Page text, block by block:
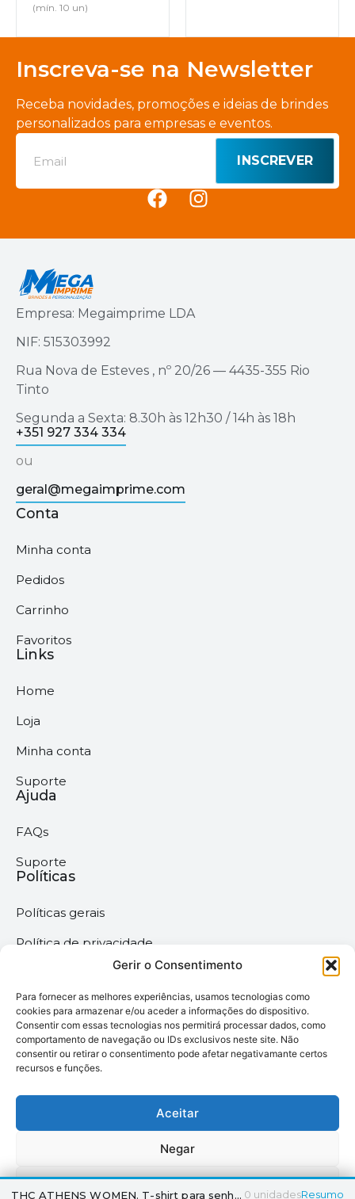
Gerir o Consentimento
Para fornecer as melhores experiências, usamos tecnologias como
cookies para armazenar e/ou aceder a informações do dispositivo.
Consentir com essas tecnologias nos permitirá processar dados, como
comportamento de navegação ou IDs exclusivos neste site. Não
consentir ou retirar o consentimento pode afetar negativamante certos
recursos e funções.
Aceitar
Negar
Ver preferências
(mín. 10 un)
Inscreva-se na Newsletter
Receba novidades, promoções e ideias de brindes
personalizados para empresas e eventos.
INSCREVER
Empresa: Megaimprime LDA
NIF: 515303992
Rua Nova de Esteves , nº 20/26 — 4435-355 Rio
Tinto
Segunda a Sexta: 8.30h às 12h30 / 14h às 18h
+351 927 334 334
ou
geral@megaimprime.com
Conta
Minha conta
Pedidos
Carrinho
Favoritos
Links
Home
Loja
Minha conta
Suporte
Ajuda
FAQs
Suporte
Políticas
Políticas gerais
Política de privacidade
Termos & Condições
Política de cookies
Megaimprime © 2025 |
Todos os Direitos
THC ATHENS WOMEN. T-shirt para senhora 0 unidadesResumo